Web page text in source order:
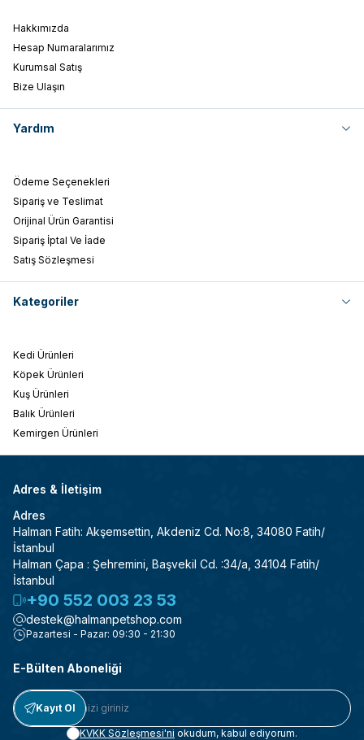
Hakkımızda
Hesap Numaralarımız
Kurumsal Satış
Bize Ulaşın
Yardım
Ödeme Seçenekleri
Sipariş ve Teslimat
Orijinal Ürün Garantisi
Sipariş İptal Ve İade
Satış Sözleşmesi
Kategoriler
Kedi Ürünleri
Köpek Ürünleri
Kuş Ürünleri
Balık Ürünleri
Kemirgen Ürünleri
Adres & İletişim
Adres
Halman Fatih: Akşemsettin, Akdeniz Cd. No:8, 34080 Fatih/
İstanbul
Halman Çapa : Şehremini, Başvekil Cd. :34/a, 34104 Fatih/
İstanbul
+90 552 003 23 53
destek@halmanpetshop.com
Pazartesi - Pazar: 09:30 - 21:30
E-Bülten Aboneliği
Kayıt Ol
KVKK Sözleşmesi'ni okudum, kabul ediyorum.